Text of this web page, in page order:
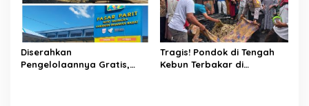
Diserahkan
Pengelolaannya Gratis,
Tragis! Pondok di Tengah
Kebun Terbakar di